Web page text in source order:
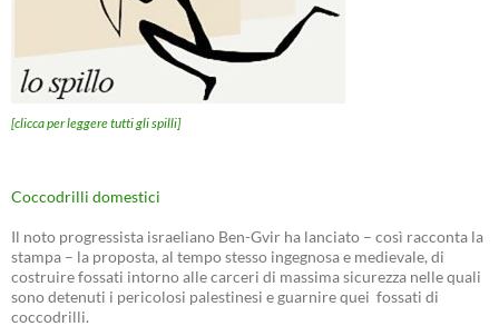
[clicca per leggere tutti gli spilli]
Coccodrilli domestici
Il noto progressista israeliano Ben-Gvir ha lanciato – così racconta la
stampa – la proposta, al tempo stesso ingegnosa e medievale, di
costruire fossati intorno alle carceri di massima sicurezza nelle quali
sono detenuti i pericolosi palestinesi e guarnire quei fossati di
coccodrilli.